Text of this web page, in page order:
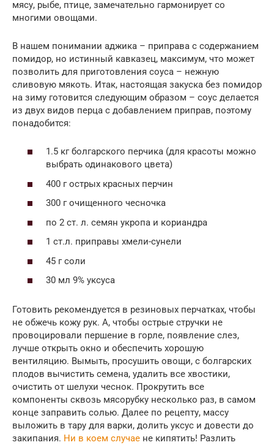
мясу, рыбе, птице, замечательно гармонирует со
многими овощами.
В нашем понимании аджика – приправа с содержанием
помидор, но истинный кавказец, максимум, что может
позволить для приготовления соуса – нежную
сливовую мякоть. Итак, настоящая закуска без помидор
на зиму готовится следующим образом – соус делается
из двух видов перца с добавлением приправ, поэтому
понадобится:
1.5 кг болгарского перчика (для красоты можно
выбрать одинакового цвета)
400 г острых красных перчин
300 г очищенного чесночка
по 2 ст. л. семян укропа и кориандра
1 ст.л. приправы хмели-сунели
45 г соли
30 мл 9% уксуса
Готовить рекомендуется в резиновых перчатках, чтобы
не обжечь кожу рук. А, чтобы острые стручки не
провоцировали першение в горле, появление слез,
лучше открыть окно и обеспечить хорошую
вентиляцию. Вымыть, просушить овощи, с болгарских
плодов вычистить семена, удалить все хвостики,
очистить от шелухи чеснок. Прокрутить все
компоненты сквозь мясорубку несколько раз, в самом
конце заправить солью. Далее по рецепту, массу
выложить в тару для варки, долить уксус и довести до
закипания. Ни в коем случае не кипятить! Разлить